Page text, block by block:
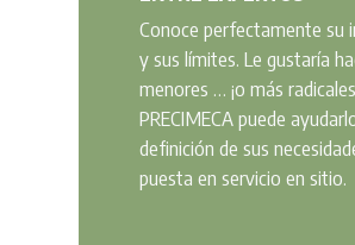
Conoce perfectamente su
y sus límites. Le gustaría
menores … ¡o más
PRECIMECA puede
definición de sus
puesta en servicio en sitio.